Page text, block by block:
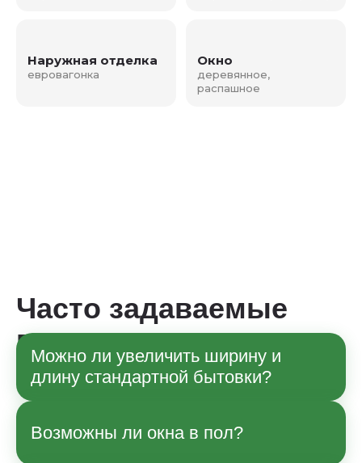
Наружная отделка
евровагонка
Окно
деревянное,
распашное
Часто задаваемые
вопросы
Можно ли увеличить ширину и
длину стандартной бытовки?
Да, по согласованию с менеджером
возможны изменения габаритов в рамках
Возможны ли окна в пол?